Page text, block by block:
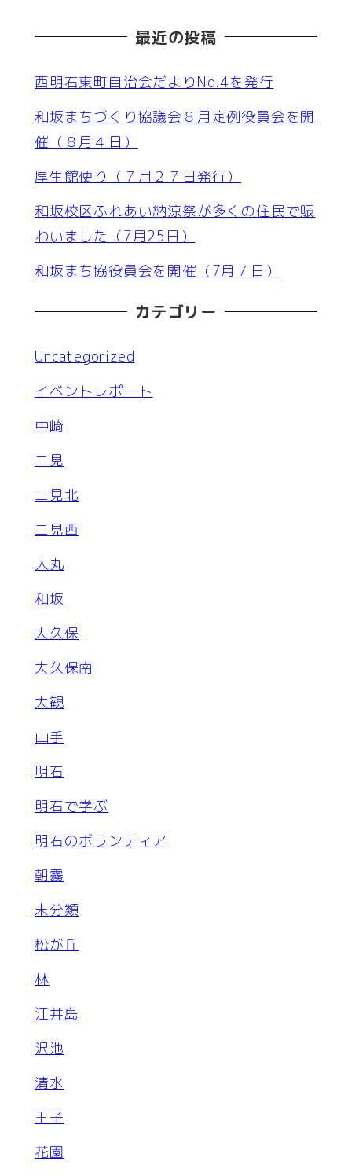
最近の投稿
西明石東町自治会だよりNo.4を発行
和坂まちづくり協議会８月定例役員会を開
催（８月４日）
厚生館便り（７月２７日発行）
和坂校区ふれあい納涼祭が多くの住民で賑
わいました（7月25日）
和坂まち協役員会を開催（7月７日）
カテゴリー
Uncategorized
イベントレポート
中崎
二見
二見北
二見西
人丸
和坂
大久保
大久保南
大観
山手
明石
明石で学ぶ
明石のボランティア
朝霧
未分類
松が丘
林
江井島
沢池
清水
王子
花園